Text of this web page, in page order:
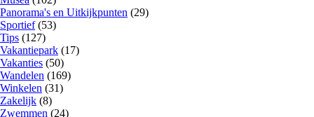
Panorama's en Uitkijkpunten (29)
Sportief(53)
Tips (127)
Vakantiepark (17)
Vakanties (50)
Wandelen (169)
Winkelen (31)
Zakelijk (8)
Zwemmen (24)